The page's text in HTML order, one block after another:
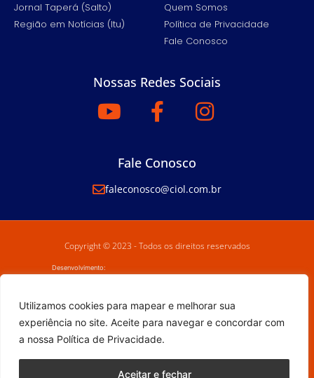
Utilizamos cookies para mapear e melhorar sua
experiência no site. Aceite para navegar e concordar com
a nossa Política de Privacidade.
Aceitar e fechar
Jornal Taperá (Salto)
Região em Notícias (Itu)
Quem Somos
Política de Privacidade
Fale Conosco
Nossas Redes Sociais
Fale Conosco
faleconosco@ciol.com.br
Copyright © 2023 - Todos os direitos reservados
Desenvolvimento: